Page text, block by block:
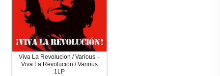
Night
1LP
adet
Viva La Revolucion / Various –
Viva La Revolucion / Various
1LP